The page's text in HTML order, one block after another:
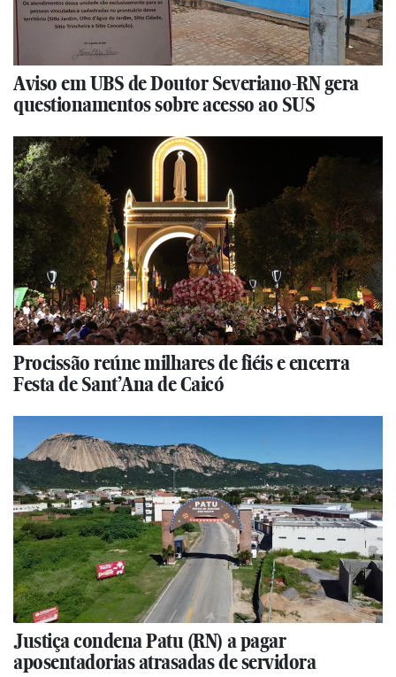
Aviso em UBS de Doutor Severiano-RN gera
questionamentos sobre acesso ao SUS
Procissão reúne milhares de fiéis e encerra
Festa de Sant’Ana de Caicó
Justiça condena Patu (RN) a pagar
aposentadorias atrasadas de servidora